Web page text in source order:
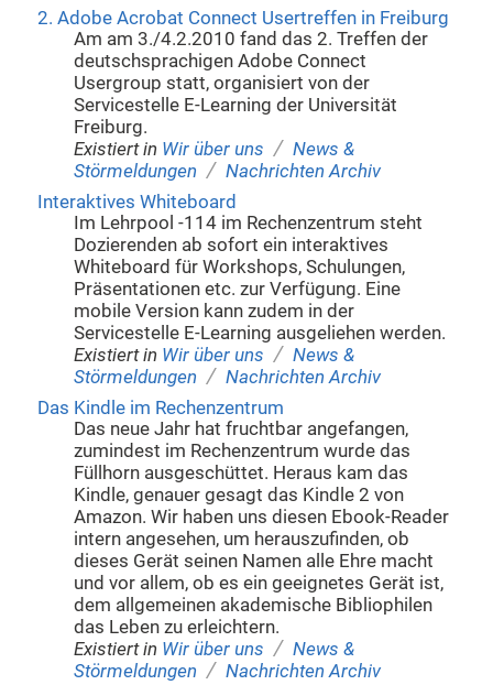
2. Adobe Acrobat Connect Usertreffen in Freiburg
Am am 3./4.2.2010 fand das 2. Treffen der
deutschsprachigen Adobe Connect
Usergroup statt, organisiert von der
Servicestelle E-Learning der Universität
Freiburg.
Existiert in Wir über uns / News &
Störmeldungen / Nachrichten Archiv
Interaktives Whiteboard
Im Lehrpool -114 im Rechenzentrum steht
Dozierenden ab sofort ein interaktives
Whiteboard für Workshops, Schulungen,
Präsentationen etc. zur Verfügung. Eine
mobile Version kann zudem in der
Servicestelle E-Learning ausgeliehen werden.
Existiert in Wir über uns / News &
Störmeldungen / Nachrichten Archiv
Das Kindle im Rechenzentrum
Das neue Jahr hat fruchtbar angefangen,
zumindest im Rechenzentrum wurde das
Füllhorn ausgeschüttet. Heraus kam das
Kindle, genauer gesagt das Kindle 2 von
Amazon. Wir haben uns diesen Ebook-Reader
intern angesehen, um herauszufinden, ob
dieses Gerät seinen Namen alle Ehre macht
und vor allem, ob es ein geeignetes Gerät ist,
dem allgemeinen akademische Bibliophilen
das Leben zu erleichtern.
Existiert in Wir über uns / News &
Störmeldungen / Nachrichten Archiv